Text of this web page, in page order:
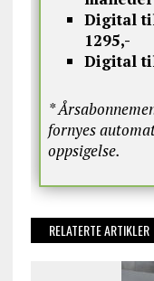
Digital
1295,-
Digital
*
fornyes
oppsigelse.
RELATERTE ARTIKLER